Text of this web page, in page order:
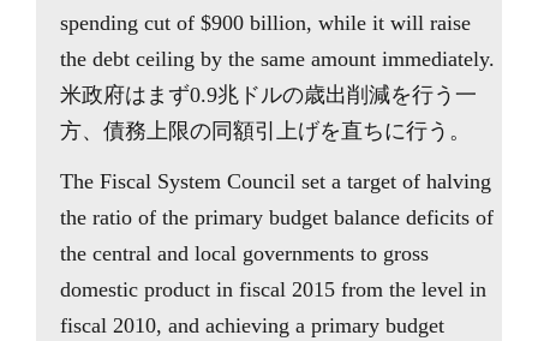
spending cut of $900 billion, while it will raise
the debt ceiling by the same amount immediately.
米政府はまず0.9兆ドルの歳出削減を行う一
方、債務上限の同額引上げを直ちに行う。
The Fiscal System Council set a target of halving
the ratio of the primary budget balance deficits of
the central and local governments to gross
domestic product in fiscal 2015 from the level in
fiscal 2010, and achieving a primary budget